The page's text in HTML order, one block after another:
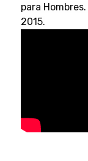
para Hombres.
2015.